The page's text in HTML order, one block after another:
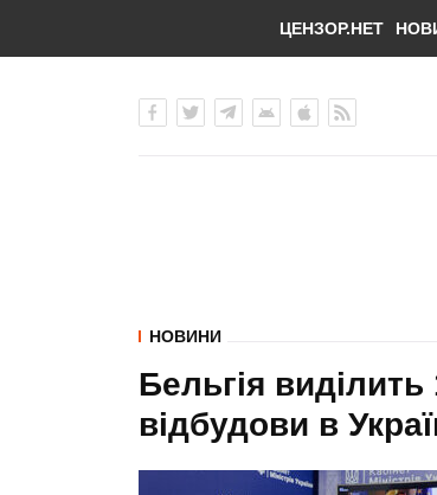
ЦЕНЗОР.НЕТ
НОВИНИ
Бельгія
відбудови в